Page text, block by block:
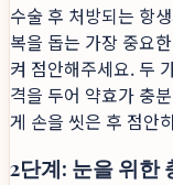
수술 후 처방되는 항
복을 돕는 가장 중요
켜 점안해주세요. 두
격을 두어 약효가 충
게 손을 씻은 후 점안
2단계: 눈을 위한